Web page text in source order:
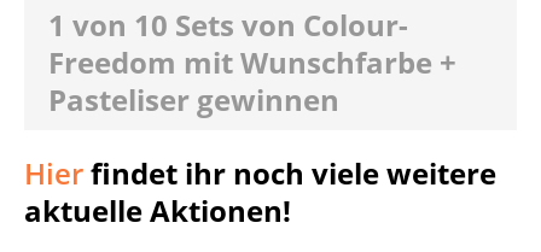
1 von 10 Sets von Colour-
Freedom mit Wunschfarbe +
Pasteliser gewinnen
Hierfindet ihr noch viele weitere
aktuelle Aktionen!